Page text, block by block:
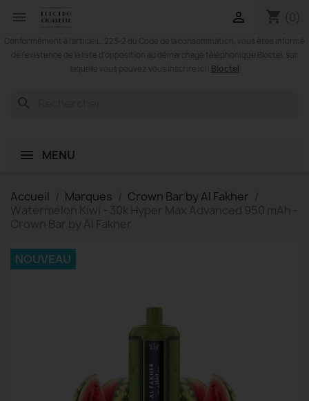
 shopping_cart (0)

Conformément à l'article L. 223-2 du Code de la consommation, vous êtes informé
de l'existence de la liste d'opposition au démarchage téléphonique Bloctel, sur
laquelle vous pouvez vous inscrire ici : Bloctel
search
MENU
Accueil Marques
Crown Bar by Al Fakher
Watermelon Kiwi - 30k Hyper Max Advanced 950 mAh -
Crown Bar by Al Fakher
NOUVEAU